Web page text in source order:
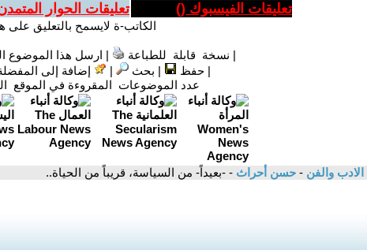
تعليقات الفيسبوك () تعليقات الحوار
الكاتب-ة لايسمح بالتعليق على
| نسخة قابلة للطباعة | ارسل هذا الموضوع
|حفظ | بحث | إضافة إلى
عدد الموضوعات المقروءة في الموقع
الادب والفن - حسن أحراث - -بعيداً- من السياسة، قريباً من الحياة..